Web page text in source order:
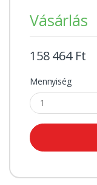
Vásárlás
158 464 Ft
Mennyiség